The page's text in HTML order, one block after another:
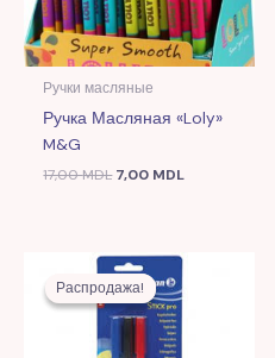
Ручки масляные
Ручка Масляная «Loly»
M&G
17,00MDL 7,00 MDL
Распродажа!
Распродажа!
Первоначальная
цена
составляла
10,00 MDL.